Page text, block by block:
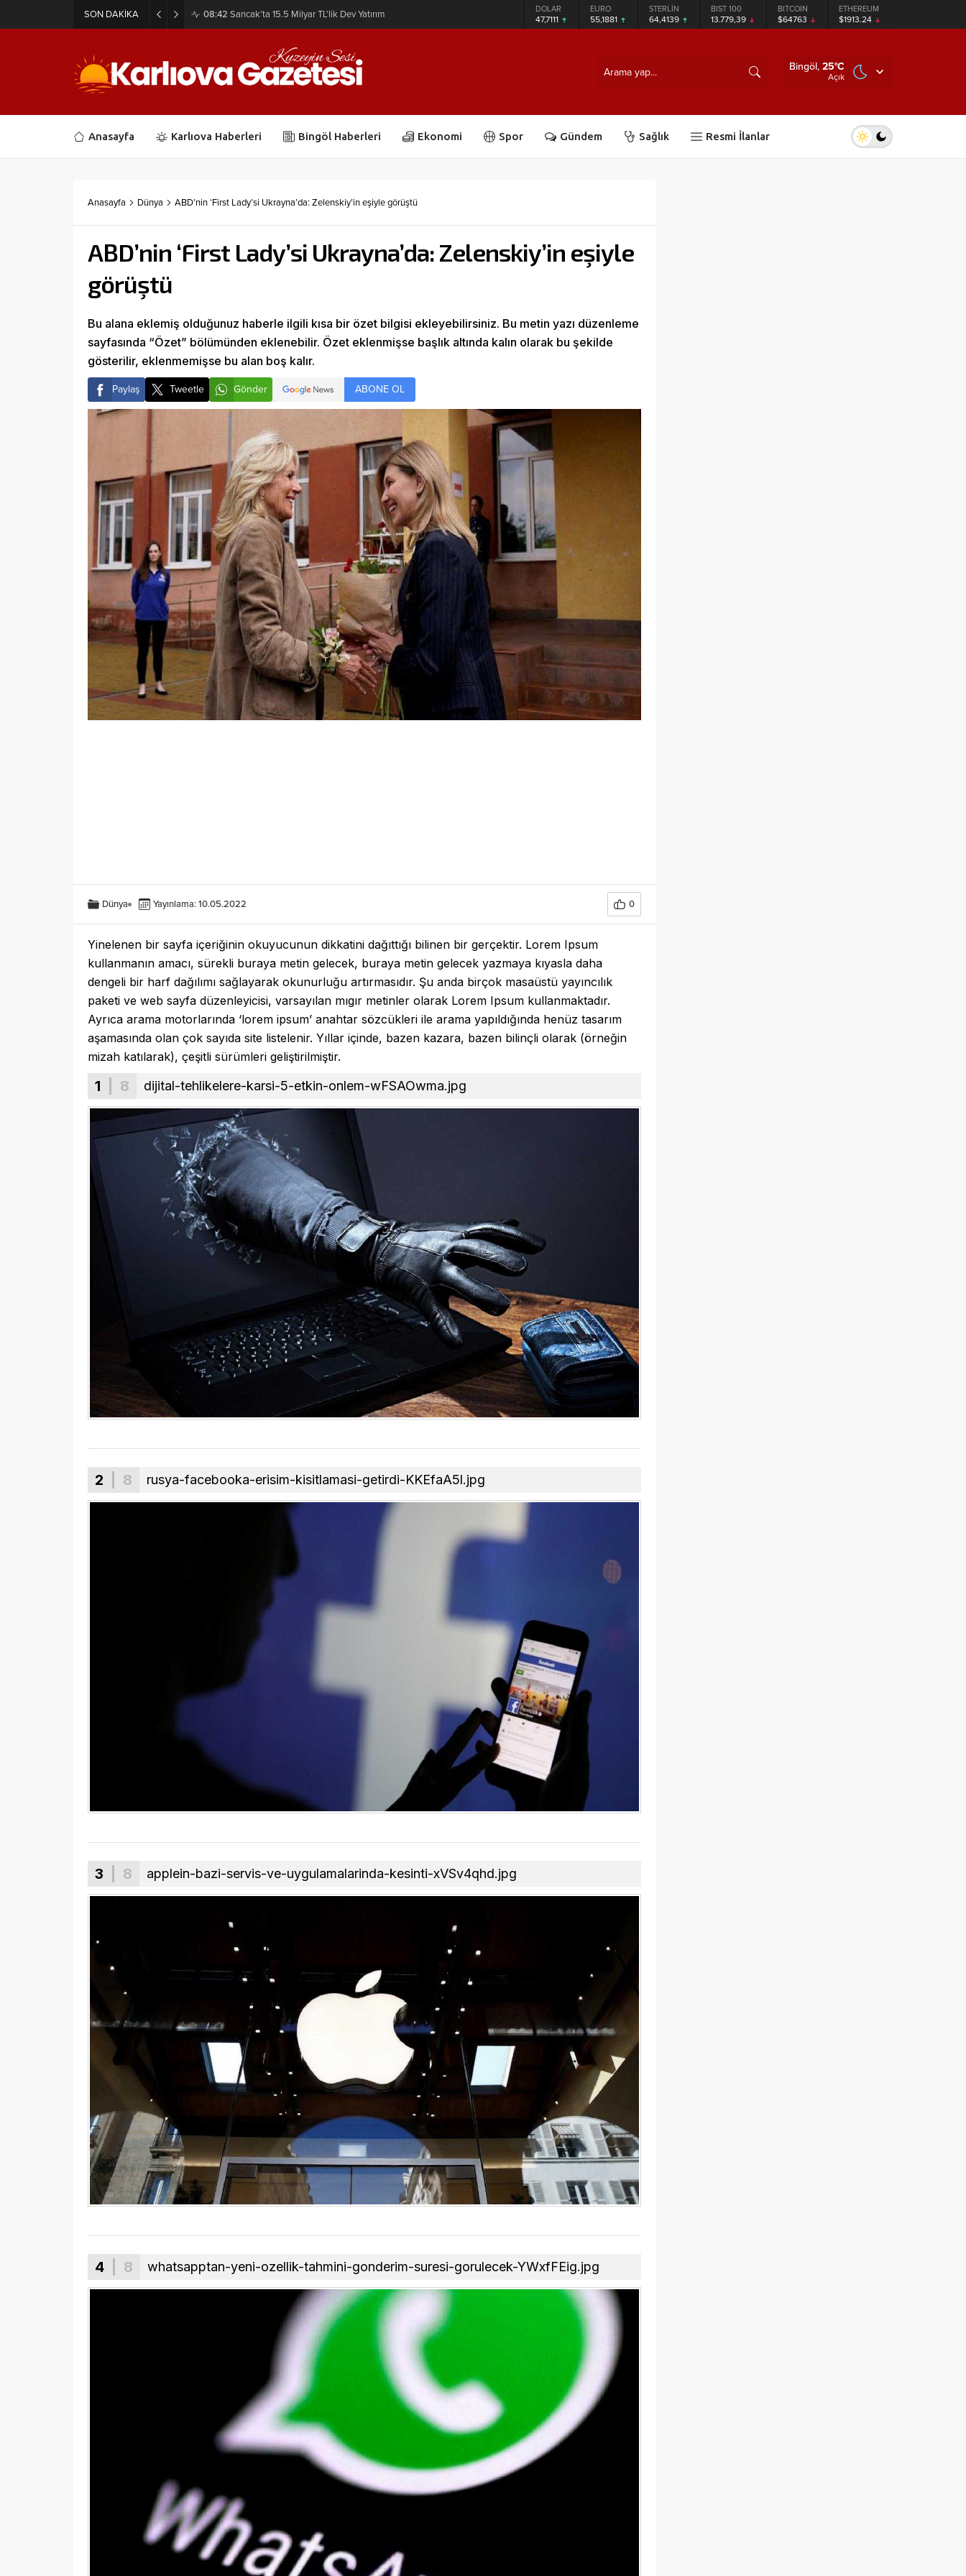
SON DAKİKA 08:42 Sancak’ta 15.5 Milyar TL’lik Dev Yatırım DOLAR
47,7111
EURO
55,1881
STERLİN
64,4139
BIST 100
13.779,39
BITCOIN
$64763
ETHEREUM
$1913.24
Bingöl, 25°C
Açık
Anasayfa Karlıova Haberleri Bingöl Haberleri Ekonomi Spor Gündem Sağlık Resmi İlanlar
Anasayfa Dünya ABD’nin ‘First Lady’si Ukrayna’da: Zelenskiy’in eşiyle görüştü
ABD’nin ‘First Lady’si Ukrayna’da: Zelenskiy’in eşiyle
görüştü
Bu alana eklemiş olduğunuz haberle ilgili kısa bir özet bilgisi ekleyebilirsiniz. Bu metin yazı düzenleme
sayfasında “Özet” bölümünden eklenebilir. Özet eklenmişse başlık altında kalın olarak bu şekilde
gösterilir, eklenmemişse bu alan boş kalır.
Paylaş Tweetle Gönder ABONE OL
Dünya Yayınlama: 10.05.2022 0
Yinelenen bir sayfa içeriğinin okuyucunun dikkatini dağıttığı bilinen bir gerçektir. Lorem Ipsum
kullanmanın amacı, sürekli buraya metin gelecek, buraya metin gelecek yazmaya kıyasla daha
dengeli bir harf dağılımı sağlayarak okunurluğu artırmasıdır. Şu anda birçok masaüstü yayıncılık
paketi ve web sayfa düzenleyicisi, varsayılan mıgır metinler olarak Lorem Ipsum kullanmaktadır.
Ayrıca arama motorlarında ‘lorem ipsum’ anahtar sözcükleri ile arama yapıldığında henüz tasarım
aşamasında olan çok sayıda site listelenir. Yıllar içinde, bazen kazara, bazen bilinçli olarak (örneğin
mizah katılarak), çeşitli sürümleri geliştirilmiştir.
1 | 8 dijital-tehlikelere-karsi-5-etkin-onlem-wFSAOwma.jpg
2 | 8 rusya-facebooka-erisim-kisitlamasi-getirdi-KKEfaA5l.jpg
3 | 8 applein-bazi-servis-ve-uygulamalarinda-kesinti-xVSv4qhd.jpg
4 | 8 whatsapptan-yeni-ozellik-tahmini-gonderim-suresi-gorulecek-YWxfFEig.jpg